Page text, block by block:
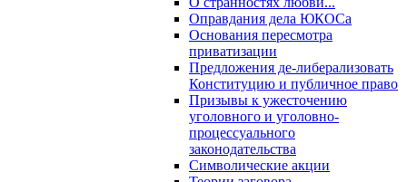
Оправдания дела ЮКОСа
Основания пересмотра
приватизации
Предложения де-либерализовать
Конституцию и публичное право
Призывы к ужесточению
уголовного и уголовно-
процессуального
законодательства
Символические акции